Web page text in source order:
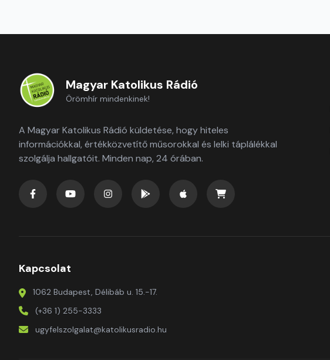
Magyar Katolikus Rádió
Örömhír mindenkinek!
A Magyar Katolikus Rádió küldetése, hogy hiteles
információkkal, értékközvetítő műsorokkal és lelki táplálékkal
szolgálja hallgatóit. Minden nap, 24 órában.
Kapcsolat
1062 Budapest, Délibáb u. 15.-17.
(+36 1) 255-3333
ugyfelszolgalat@katolikusradio.hu